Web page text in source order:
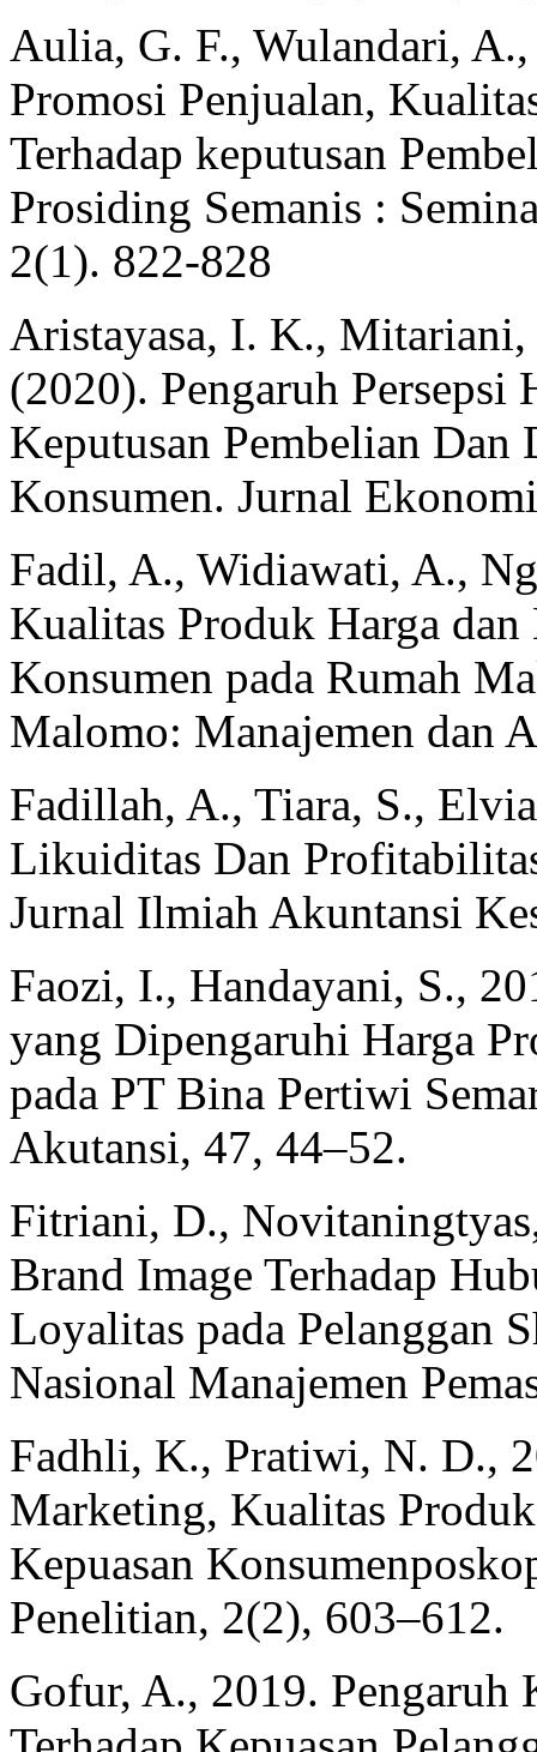
Aulia, G. F., Wulandari,
Promosi Penjualan,
Terhadap keputusan
Prosiding Semanis :
2(1). 822-828
Aristayasa, I. K.,
(2020). Pengaruh Persepsi
Keputusan Pembelian Dan
Konsumen. Jurnal
Fadil, A., Widiawati, A.,
Kualitas Produk Harga dan
Konsumen pada Rumah
Malomo: Manajemen dan
Fadillah, A., Tiara, S.,
Likuiditas Dan
Jurnal Ilmiah Akuntansi
Faozi, I., Handayani, S.,
yang Dipengaruhi Harga
pada PT Bina Pertiwi
Akutansi, 47, 44–52.
Fitriani, D.,
Brand Image Terhadap
Loyalitas pada Pelanggan
Nasional Manajemen
Fadhli, K., Pratiwi, N. D.,
Marketing, Kualitas
Kepuasan
Penelitian, 2(2), 603–612.
Gofur, A., 2019. Pengaruh